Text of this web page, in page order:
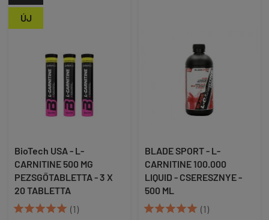
ÚJ
BioTech USA - L-
CARNITINE 500 MG
PEZSGŐTABLETTA - 3 X
20 TABLETTA
 (1)
BLADE SPORT - L-
CARNITINE 100.000
LIQUID - CSERESZNYE -
500 ML
 (1)